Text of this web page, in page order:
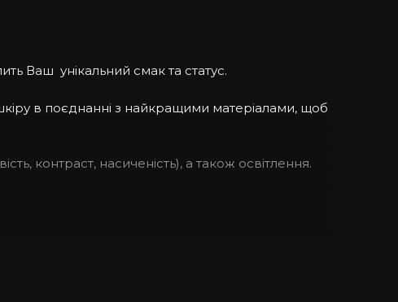
Ваш унікальний смак та статус.
в поєднанні з найкращими матеріалами, щоб
контраст, насиченість), а також освітлення.
падінь.